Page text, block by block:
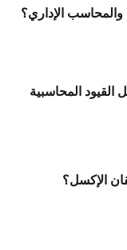
الإداري؟
المحاسبية
الإكسل؟